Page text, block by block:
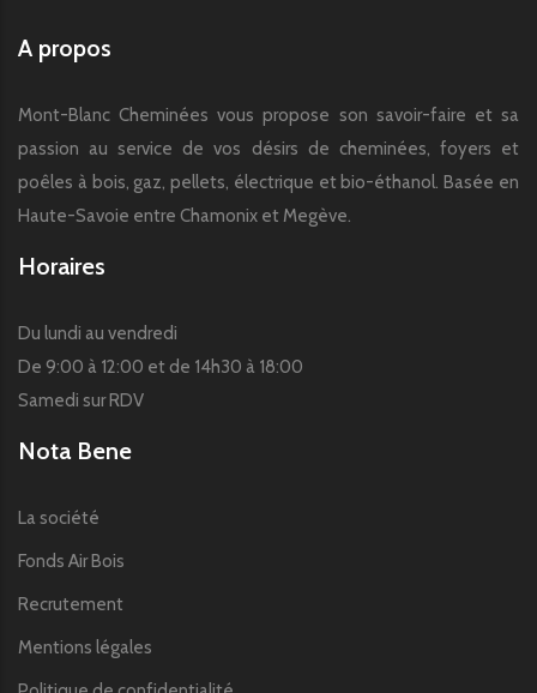
A propos
Mont-Blanc Cheminées vous propose son savoir-faire et sa
passion au service de vos désirs de cheminées, foyers et
poêles à bois, gaz, pellets, électrique et bio-éthanol. Basée en
Haute-Savoie entre Chamonix et Megève.
Horaires
Du lundi au vendredi
De 9:00 à 12:00 et de 14h30 à 18:00
Samedi sur RDV
Nota Bene
La société
Fonds Air Bois
Recrutement
Mentions légales